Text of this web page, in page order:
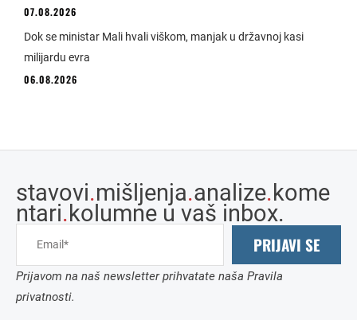
07.08.2026
Dok se ministar Mali hvali viškom, manjak u državnoj kasi
milijardu evra
06.08.2026
stavovi.mišljenja.analize.kome
ntari.kolumne u vaš inbox.
PRIJAVI SE
Prijavom na naš newsletter prihvatate naša Pravila
privatnosti.